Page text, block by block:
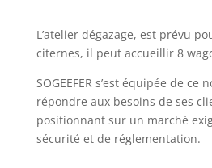
L’atelier dégazage, est prévu
citernes, il peut accueillir 8
SOGEEFER s’est équipée de ce
répondre aux besoins de ses
positionnant sur un marché
sécurité et de réglementation.